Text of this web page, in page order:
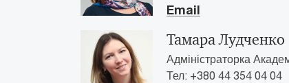
Email
Тамара Лудченко
Адміністраторка
Тел: +380 44 354 04 04